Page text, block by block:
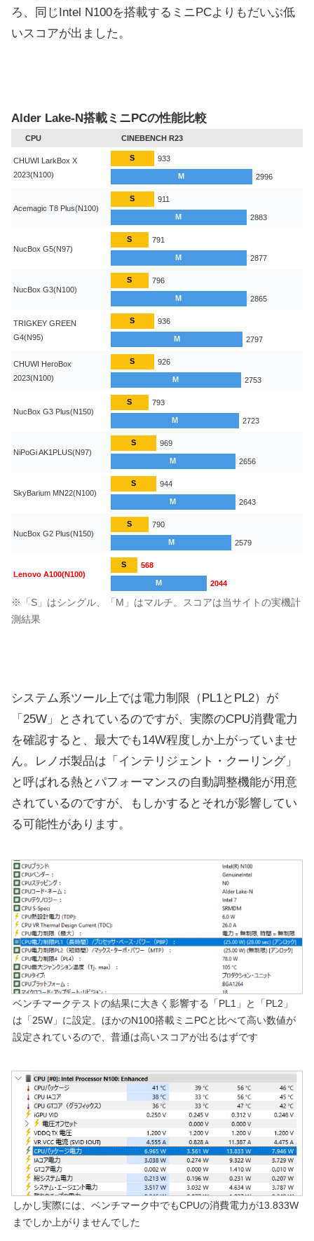
ろ、同じIntel N100を搭載するミニPCよりもだいぶ低
いスコアが出ました。
Alder Lake-N搭載ミニPCの性能比較
CPU CINEBENCH R23
CHUWI LarkBox X
2023(N100)
S 933
M 2996
Acemagic T8 Plus(N100)
S 911
M 2883
NucBox G5(N97)
S 791
M 2877
NucBox G3(N100)
S 796
M 2865
TRIGKEY GREEN
G4(N95)
S 936
M 2797
CHUWI HeroBox
2023(N100)
S 926
M 2753
NucBox G3 Plus(N150)
S 793
M 2723
NiPoGi AK1PLUS(N97)
S 969
M 2656
SkyBarium MN22(N100)
S 944
M 2643
NucBox G2 Plus(N150)
S 790
M 2579
Lenovo A100(N100)
S 568
M 2044
※「S」はシングル、「M」はマルチ。スコアは当サイトの実機計
測結果
システム系ツール上では電力制限（PL1とPL2）が
「25W」とされているのですが、実際のCPU消費電力
を確認すると、最大でも14W程度しか上がっていませ
ん。レノボ製品は「インテリジェント・クーリング」
と呼ばれる熱とパフォーマンスの自動調整機能が用意
されているのですが、もしかするとそれが影響してい
る可能性があります。
ベンチマークテストの結果に大きく影響する「PL1」と「PL2」
は「25W」に設定。ほかのN100搭載ミニPCと比べて高い数値が
設定されているので、普通は高いスコアが出るはずです
しかし実際には、ベンチマーク中でもCPUの消費電力が13.833W
までしか上がりませんでした